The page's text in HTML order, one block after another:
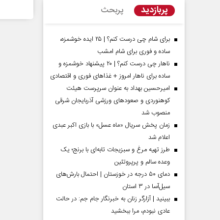
پربازدید پربحث
برای شام چی درست کنم؟ | ۲۵ ایده خوشمزه،
ساده و فوری برای شام امشب
ناهار چی درست کنم؟ | ۲۰ پیشنهاد خوشمزه و
ساده برای ناهار امروز + غذاهای فوری و اقتصادی
امیرحسین بهداد به عنوان سرپرست هیئت
کوهنوردی و صعودهای ورزشی آذربایجان شرقی
منصوب شد
زمان پخش سریال «ماه عسل» با بازی اکبر عبدی
اعلام شد
طرز تهیه مرغ و سبزیجات تابه‌ای با برنج؛ یک
وعده سالم و پرپروتئین
دمای ۵۰ درجه در خوزستان | احتمال بارش‌های
سیل‌آسا در ۳ استان
ببینید | آزارگر زنان به خبرنگار جام جم: در حالت
عادی نبودم، مرا ببخشید
صفحات نخست روزنامه ها‌ی‌سه‌شنبه ۶ مردادماه